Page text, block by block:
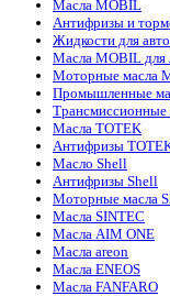
Масла MOBIL
Антифризы и
Жидкости для
Масла MOBIL для
Моторные масла
Промышленные
Масла TOTEK
Антифризы
Масло Shell
Антифризы Shell
Моторные масла
Масла SINTEC
Масла AIM ONE
Масла areon
Масла ENEOS
Масла FANFARO